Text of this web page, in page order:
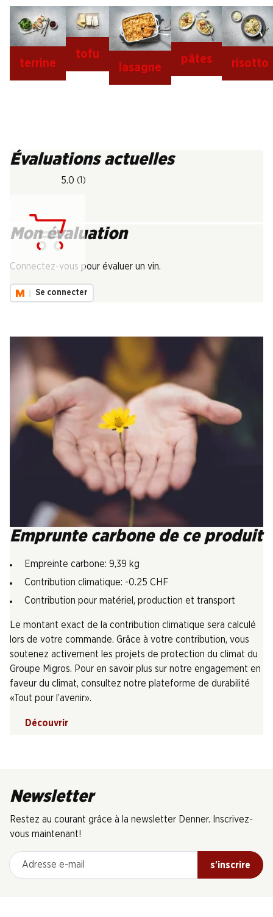
terrine
tofu
lasagne
pâtes risotto
Évaluations actuelles
5.0 (1)
Mon évaluation
Connectez-vous pour évaluer un vin.
Se connecter
Emprunte carbone de ce produit
Empreinte carbone: 9,39 kg
Contribution climatique: -0.25 CHF
Contribution pour matériel, production et transport
Le montant exact de la contribution climatique sera calculé
lors de votre commande. Grâce à votre contribution, vous
soutenez activement les projets de protection du climat du
Groupe Migros. Pour en savoir plus sur notre engagement en
faveur du climat, consultez notre plateforme de durabilité
«Tout pour l’avenir».
Découvrir
Newsletter
Restez au courant grâce à la newsletter Denner. Inscrivez-
vous maintenant!
Adresse e-mail
s’inscrire